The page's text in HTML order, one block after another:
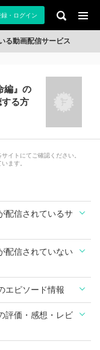
録・ログイン
る動画配信サービス
編』の
る方
イトにてご確認ください。
ます。
配信されているサ
配信されていない
エピソード情報
評価・感想・レビ